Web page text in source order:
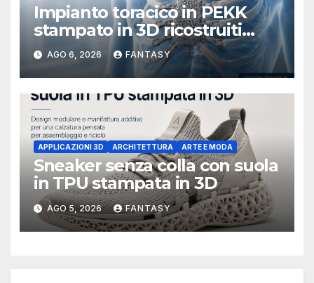
Impianto toracico in PEKK
stampato in 3D ricostruiti
sterno e costole dopo un
tumore raro
AGO 6, 2026 FANTASY
APPLICAZIONI 3D ARCHITETTURA ARTE E MODA
Sneaker senza colla con suola
in TPU stampata in 3D
AGO 5, 2026 FANTASY